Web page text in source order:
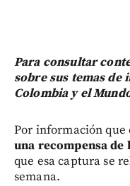
Para consultar
sobre sus temas de
Colombia y el
Por información
una recompensa de
que esa captura se
semana.